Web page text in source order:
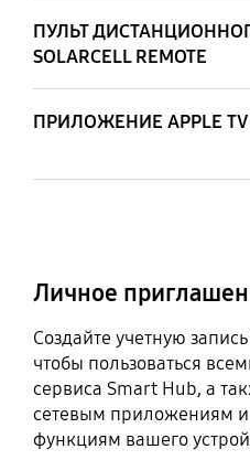
ПУЛЬТ
SOLARCELL REMOTE
ПРИЛОЖЕНИЕ APPLE
Личное
Создайте учетную
чтобы пользоваться
сервиса Smart Hub, а
сетевым приложениям
функциям вашего